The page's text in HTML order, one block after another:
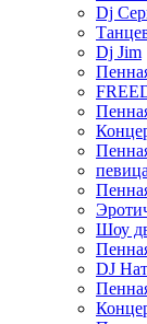
Dj
Dj Jim
Шоу
DJ